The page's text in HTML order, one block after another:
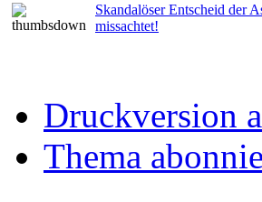
Skandalöser Entscheid der
missachtet!
Druckversion
Thema